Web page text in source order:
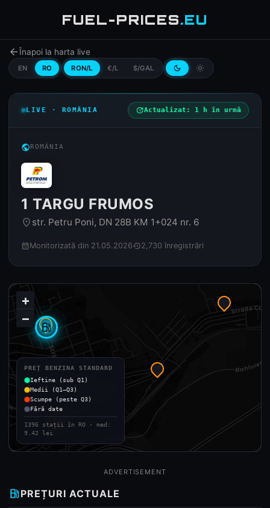
FUEL-PRICES.EU
arrow_backÎnapoi la harta live
EN RO RON/L €/L $/GAL dark_mode light_mode
LIVE · ROMÂNIA updateActualizat: 1 h în urmă
publicROMÂNIA
1 TARGU FRUMOS
place str. Petru Poni, DN 28B KM 1+024 nr. 6
calendar_month Monitorizată din 21.05.2026history2,730 înregistrări
local_gas_station
+
−
PREȚ BENZINA STANDARD
Ieftine (sub Q1)
Medii (Q1–Q3)
Scumpe (peste Q3)
Fără date
1396 stații în RO · med:
9.42 lei
ADVERTISEMENT
local_gas_station PREȚURI ACTUALE